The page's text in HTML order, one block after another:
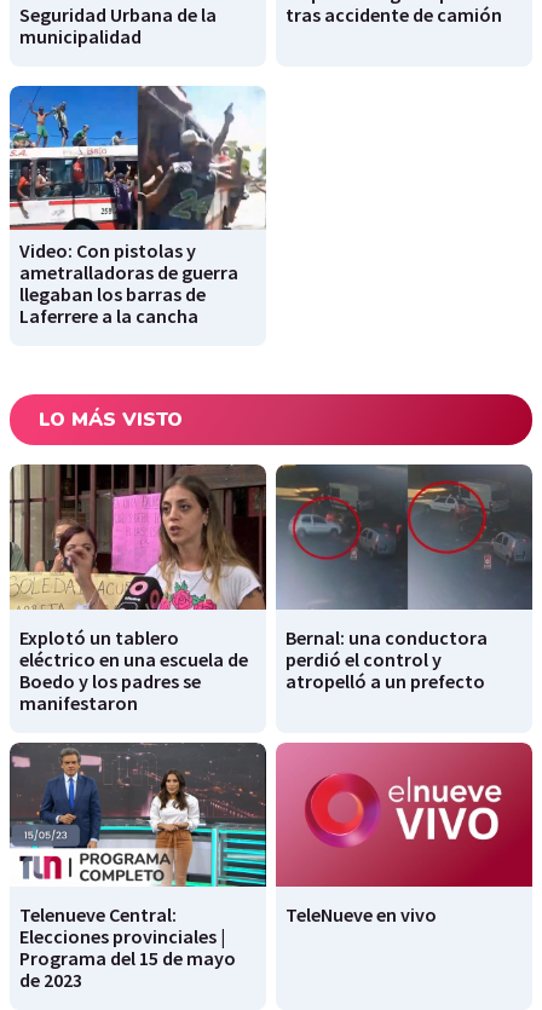
Seguridad Urbana de la
municipalidad
tras accidente de camión
Video: Con pistolas y
ametralladoras de guerra
llegaban los barras de
Laferrere a la cancha
LO MÁS VISTO
Explotó un tablero
eléctrico en una escuela de
Boedo y los padres se
manifestaron
Bernal: una conductora
perdió el control y
atropelló a un prefecto
Telenueve Central:
Elecciones provinciales |
Programa del 15 de mayo
de 2023
TeleNueve en vivo